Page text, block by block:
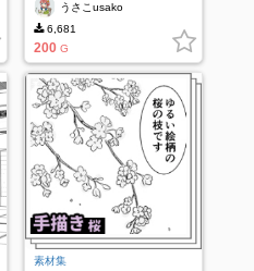
うさこusako
6,681
200 G
素材集